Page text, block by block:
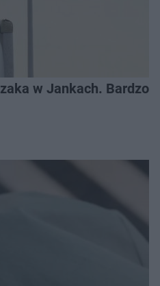
w Jankach. Bardzo